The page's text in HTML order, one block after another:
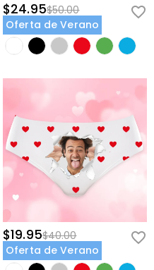
$24.95$50.00
Oferta de Verano
$19.95$40.00
Oferta de Verano